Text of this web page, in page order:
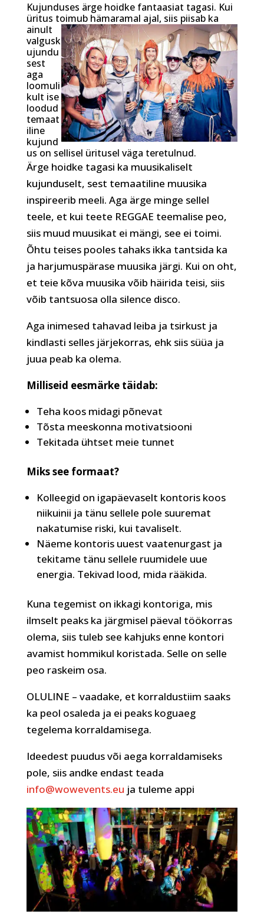
Kujunduses ärge hoidke fantaasiat tagasi. Kui
üritus toimub hämaramal ajal, siis piisab ka
ainult
valgusk
ujundu
sest
aga
loomuli
kult ise
loodud
temaat
iline
kujund
us on sellisel üritusel väga teretulnud.
Ärge hoidke tagasi ka muusikaliselt
kujunduselt, sest temaatiline muusika
inspireerib meeli. Aga ärge minge sellel
teele, et kui teete REGGAE teemalise peo,
siis muud muusikat ei mängi, see ei toimi.
Õhtu teises pooles tahaks ikka tantsida ka
ja harjumuspärase muusika järgi. Kui on oht,
et teie kõva muusika võib häirida teisi, siis
võib tantsuosa olla silence disco.
Aga inimesed tahavad leiba ja tsirkust ja
kindlasti selles järjekorras, ehk siis süüa ja
juua peab ka olema.
Milliseid eesmärke täidab:
Teha koos midagi põnevat
Tõsta meeskonna motivatsiooni
Tekitada ühtset meie tunnet
Miks see formaat?
Kolleegid on igapäevaselt kontoris koos
niikuinii ja tänu sellele pole suuremat
nakatumise riski, kui tavaliselt.
Näeme kontoris uuest vaatenurgast ja
tekitame tänu sellele ruumidele uue
energia. Tekivad lood, mida rääkida.
Kuna tegemist on ikkagi kontoriga, mis
ilmselt peaks ka järgmisel päeval töökorras
olema, siis tuleb see kahjuks enne kontori
avamist hommikul koristada. Selle on selle
peo raskeim osa.
OLULINE – vaadake, et korraldustiim saaks
ka peol osaleda ja ei peaks koguaeg
tegelema korraldamisega.
Ideedest puudus või aega korraldamiseks
pole, siis andke endast teada
info@wowevents.eu ja tuleme appi